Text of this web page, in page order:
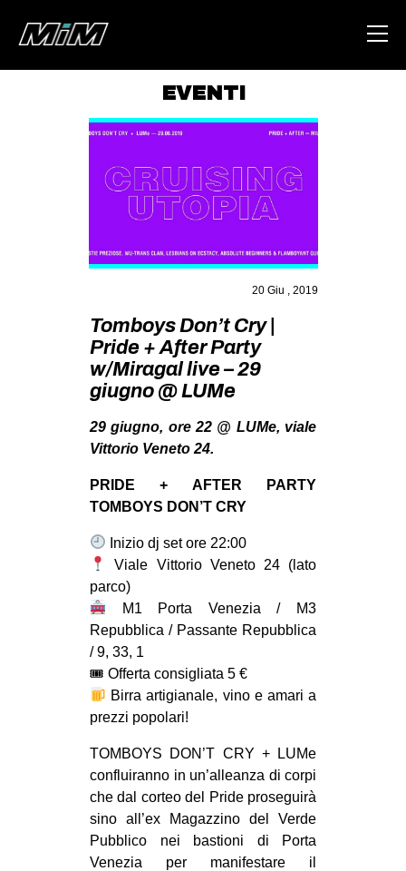
AREA
GAZA FREESTYLE
CSOA LAMBRETTA
MSM
STUDENTI TSUNAMI
ZAM
MOBILITAZIONI
SPAZI
SPORT POPOLARE
MOVIMENTI
ANTIFASCISMO
DIRITTO ALL’ABITARE
GENERI
MIGRAZIONI
REPRESSIONE
STUDENTI
CULTURE
ARTE
EVENTI
20 Giu , 2019
Tomboys Don’t Cry |
Pride + After Party
w/Miragal live – 29
giugno @ LUMe
29 giugno, ore 22 @ LUMe, viale
Vittorio Veneto 24.
PRIDE + AFTER PARTY
TOMBOYS DON’T CRY
Inizio dj set ore 22:00
Viale Vittorio Veneto 24 (lato
parco)
M1 Porta Venezia / M3
Repubblica / Passante Repubblica
/ 9, 33, 1
🎟 Offerta consigliata 5 €
Birra artigianale, vino e amari a
prezzi popolari!
TOMBOYS DON’T CRY + LUMe
confluiranno in un’alleanza di corpi
che dal corteo del Pride proseguirà
sino all’ex Magazzino del Verde
Pubblico nei bastioni di Porta
Venezia per manifestare il